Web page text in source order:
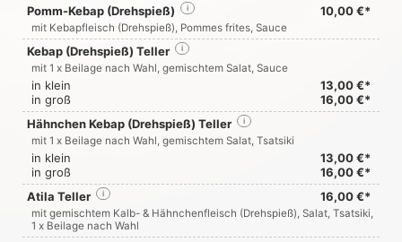
Pomm-Kebap (Drehspieß) 10,00 €*
i
mit Kebapfleisch (Drehspieß), Pommes frites, Sauce
Kebap (Drehspieß) Teller i
mit 1 x Beilage nach Wahl, gemischtem Salat, Sauce
in klein
13,00 €*
in groß
16,00 €*
Hähnchen Kebap (Drehspieß) Teller
i
mit 1 x Beilage nach Wahl, gemischtem Salat, Tsatsiki
in klein
13,00 €*
in groß
16,00 €*
Atila Teller
16,00 €*
i
mit gemischtem Kalb- & Hähnchenfleisch (Drehspieß), Salat, Tsatsiki,
1 x Beilage nach Wahl